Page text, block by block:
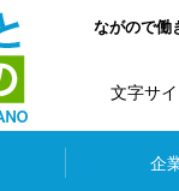
ながので働
文字サ
企